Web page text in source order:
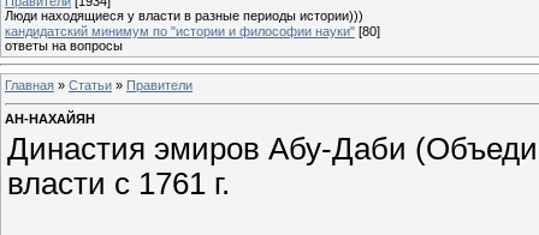
Люди находящиеся у власти в разные периоды истории)))
кандидатский минимум по "истории и философии науки" [80]
ответы на вопросы
Главная » Статьи » Правители
АН-НАХАЙЯН
Династия эмиров Абу-Даби
власти с 1761 г.